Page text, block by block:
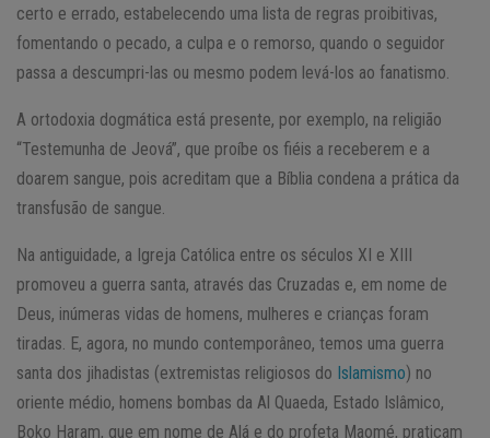
certo e errado, estabelecendo uma lista de regras proibitivas,
fomentando o pecado, a culpa e o remorso, quando o seguidor
passa a descumpri-las ou mesmo podem levá-los ao fanatismo.
A ortodoxia dogmática está presente, por exemplo, na religião
“Testemunha de Jeová”, que proíbe os fiéis a receberem e a
doarem sangue, pois acreditam que a Bíblia condena a prática da
transfusão de sangue.
Na antiguidade, a Igreja Católica entre os séculos XI e XIII
promoveu a guerra santa, através das Cruzadas e, em nome de
Deus, inúmeras vidas de homens, mulheres e crianças foram
tiradas. E, agora, no mundo contemporâneo, temos uma guerra
santa dos jihadistas (extremistas religiosos do Islamismo) no
oriente médio, homens bombas da Al Quaeda, Estado Islâmico,
Boko Haram, que em nome de Alá e do profeta Maomé, praticam